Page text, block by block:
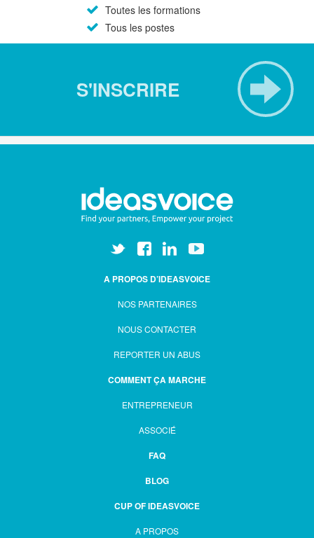
Toutes les formations
Tous les postes
S'INSCRIRE
A PROPOS D’IDEASVOICE
NOS PARTENAIRES
NOUS CONTACTER
REPORTER UN ABUS
COMMENT ÇA MARCHE
ENTREPRENEUR
ASSOCIÉ
FAQ
BLOG
CUP OF IDEASVOICE
A PROPOS